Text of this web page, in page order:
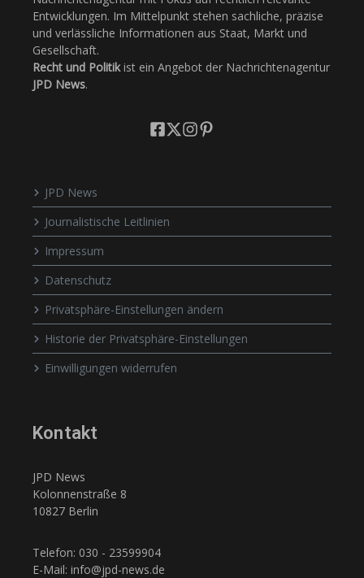
Entwicklungen. Im Mittelpunkt stehen sachliche, präzise
und verlässliche Informationen aus Staat, Markt und
Gesellschaft.
Recht und Politikist ein Angebot der Nachrichtenagentur
JPD News.
JPD News
Journalistische Leitlinien
Impressum
Datenschutz
Privatsphäre-Einstellungen ändern
Historie der Privatsphäre-Einstellungen
Einwilligungen widerrufen
Kontakt
JPD News
Kolonnenstraße 8
10827 Berlin
Telefon: 030 - 23599904
E-Mail: info@jpd-news.de